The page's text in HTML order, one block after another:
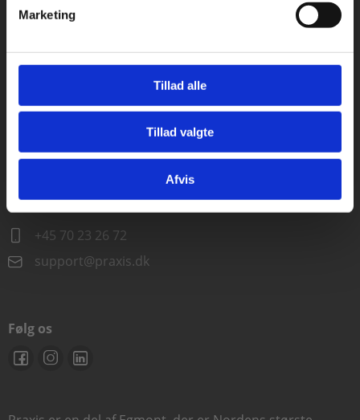
Marketing
Tillad alle
Tillad valgte
Afvis
Alle hverdage kl. 10.00-15.00
Alle hverdage 8.00-15.00
+45 70 23 26 72
support@praxis.dk
Følg os
Gå til praxisOnline